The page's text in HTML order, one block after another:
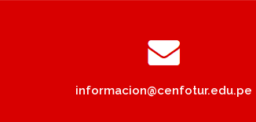
informacion@cenfotur.edu.pe